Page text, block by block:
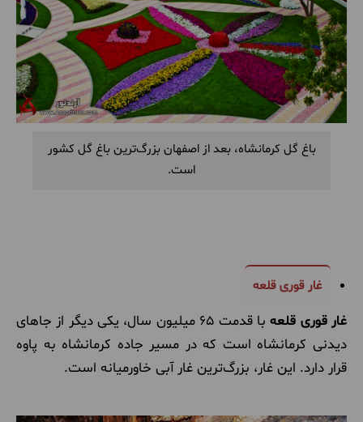
باغ گل کرمانشاه، بعد از اصفهان بزرگ‌ترین باغ گل کشور
است.
غار قوری قلعه
غار قوری قلعه
با قدمت 65 میلیون سال، یکی دیگر از جاهای
دیدنی کرمانشاه است که در مسیر جاده کرمانشاه به پاوه
قرار دارد. این غار، بزرگ‌ترین غار آبی خاورمیانه است.